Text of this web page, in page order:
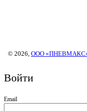
© 2026, ООО
Войти
Email